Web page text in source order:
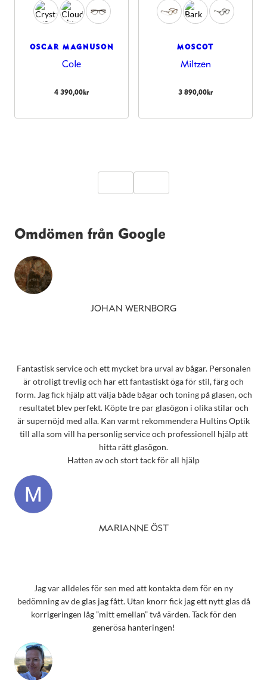
OSCAR MAGNUSON
Cole
4 390,00kr
MOSCOT
Miltzen
3 890,00kr
Omdömen från Google
JOHAN WERNBORG
Fantastisk service och ett mycket bra urval av bågar. Personalen
är otroligt trevlig och har ett fantastiskt öga för stil, färg och
form. Jag fick hjälp att välja både bågar och toning på glasen, och
resultatet blev perfekt. Köpte tre par glasögon i olika stilar och
är supernöjd med alla. Kan varmt rekommendera Hultins Optik
till alla som vill ha personlig service och professionell hjälp att
hitta rätt glasögon.
Hatten av och stort tack för all hjälp
MARIANNE ÖST
Jag var alldeles för sen med att kontakta dem för en ny
bedömning av de glas jag fått. Utan knorr fick jag ett nytt glas då
korrigeringen låg ”mitt emellan” två värden. Tack för den
generösa hanteringen!